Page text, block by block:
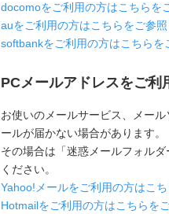
docomoをご利用の方はこちらを
auをご利用の方はこちらをご参
softbankをご利用の方はこちらを
PCメールアドレスをご利
お使いのメールサービス、メー
ールが届かない場合があります
その場合は「迷惑メールフォル
ください。
Yahoo!メールをご利用の方はこ
Hotmailをご利用の方はこちらを